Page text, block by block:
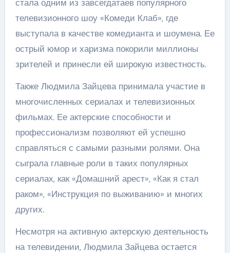
стала одним из завсегдатаев популярного
телевизионного шоу «Комеди Клаб», где
выступала в качестве комедианта и шоумена. Ее
острый юмор и харизма покорили миллионы
зрителей и принесли ей широкую известность.
Также Людмила Зайцева принимала участие в
многочисленных сериалах и телевизионных
фильмах. Ее актерские способности и
профессионализм позволяют ей успешно
справляться с самыми разными ролями. Она
сыграла главные роли в таких популярных
сериалах, как «Домашний арест», «Как я стал
раком», «Инструкция по выживанию» и многих
других.
Несмотря на активную актерскую деятельность
на телевидении, Людмила Зайцева остается